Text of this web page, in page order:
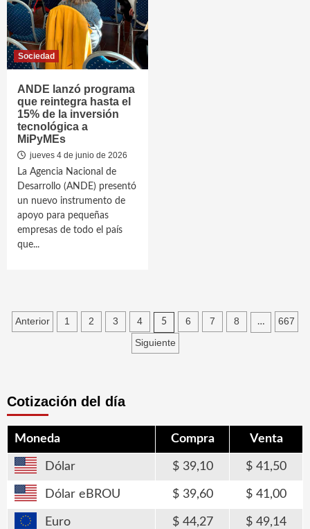
Sociedad
ANDE lanzó programa
que reintegra hasta el
15% de la inversión
tecnológica a
MiPyMEs
jueves 4 de junio de 2026
La Agencia Nacional de
Desarrollo (ANDE) presentó
un nuevo instrumento de
apoyo para pequeñas
empresas de todo el país
que...
Paginación
Anterior 1 2 3 4 5 6 7 8 …
667
Siguiente
Cotización del día
Moneda Compra Venta
Dólar 39,10 41,50
Dólar eBROU 39,60 41,00
Euro 44,27 49,14